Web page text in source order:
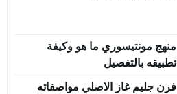
منهج مونتيسوري ما هو وكيفة
تطبيقه بالتفصيل
فرن جليم غاز الاصلي مواصفاته